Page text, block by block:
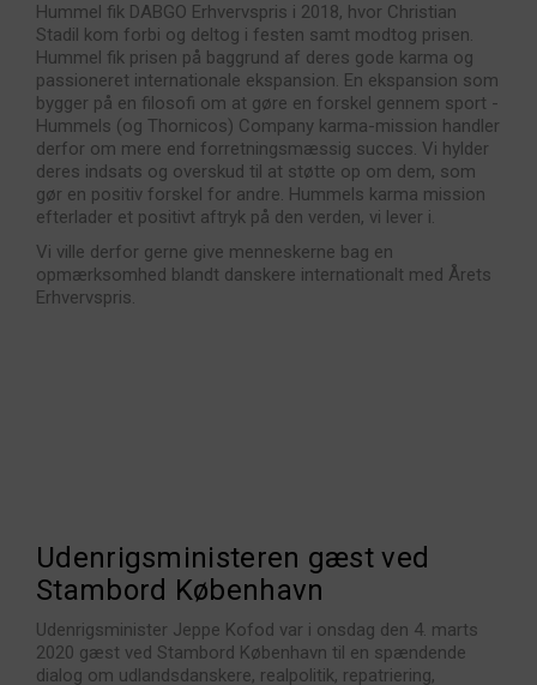
Hummel fik DABGO Erhvervspris i 2018, hvor Christian
Stadil kom forbi og deltog i festen samt modtog prisen.
Hummel fik prisen på baggrund af deres gode karma og
passioneret internationale ekspansion. En ekspansion som
bygger på en filosofi om at gøre en forskel gennem sport -
Hummels (og Thornicos) Company karma-mission handler
derfor om mere end forretningsmæssig succes. Vi hylder
deres indsats og overskud til at støtte op om dem, som
gør en positiv forskel for andre. Hummels karma mission
efterlader et positivt aftryk på den verden, vi lever i.
Vi ville derfor gerne give menneskerne bag en
opmærksomhed blandt danskere internationalt med Årets
Erhvervspris.
Udenrigsministeren gæst ved
Stambord København
Udenrigsminister Jeppe Kofod var i onsdag den 4. marts
2020 gæst ved Stambord København til en spændende
dialog om udlandsdanskere, realpolitik, repatriering,